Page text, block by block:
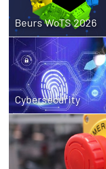
Beurs WoTS 2026
Cybersecurity